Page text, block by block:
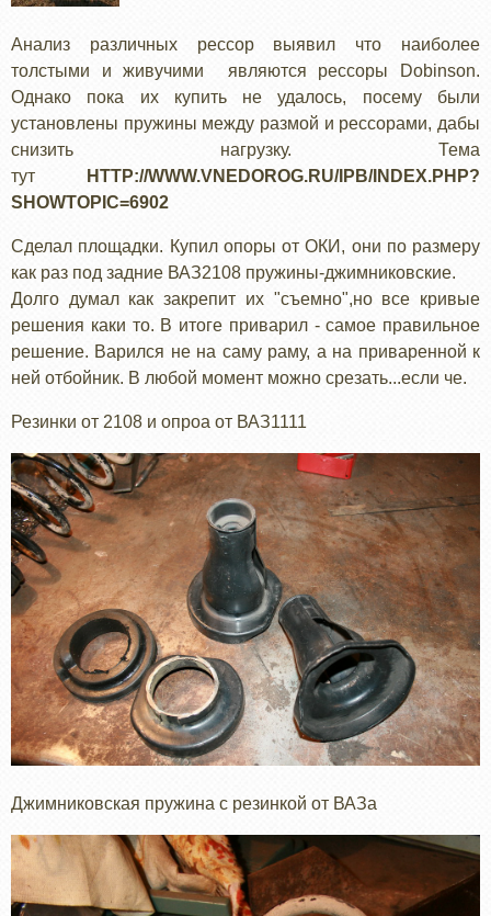
Анализ различных рессор выявил что наиболее
толстыми и живучими являются рессоры Dobinson.
Однако пока их купить не удалось, посему были
установлены пружины между размой и рессорами, дабы
снизить нагрузку. Тема
тут
HTTP://WWW.VNEDOROG.RU/IPB/INDEX.PHP?
SHOWTOPIC=6902
Сделал площадки. Купил опоры от ОКИ, они по размеру
как раз под задние ВАЗ2108 пружины-джимниковские.
Долго думал как закрепит их "съемно",но все кривые
решения каки то. В итоге приварил - самое правильное
решение. Варился не на саму раму, а на приваренной к
ней отбойник. В любой момент можно срезать...если че.
Резинки от 2108 и опроа от ВАЗ1111
Джимниковская пружина с резинкой от ВАЗа